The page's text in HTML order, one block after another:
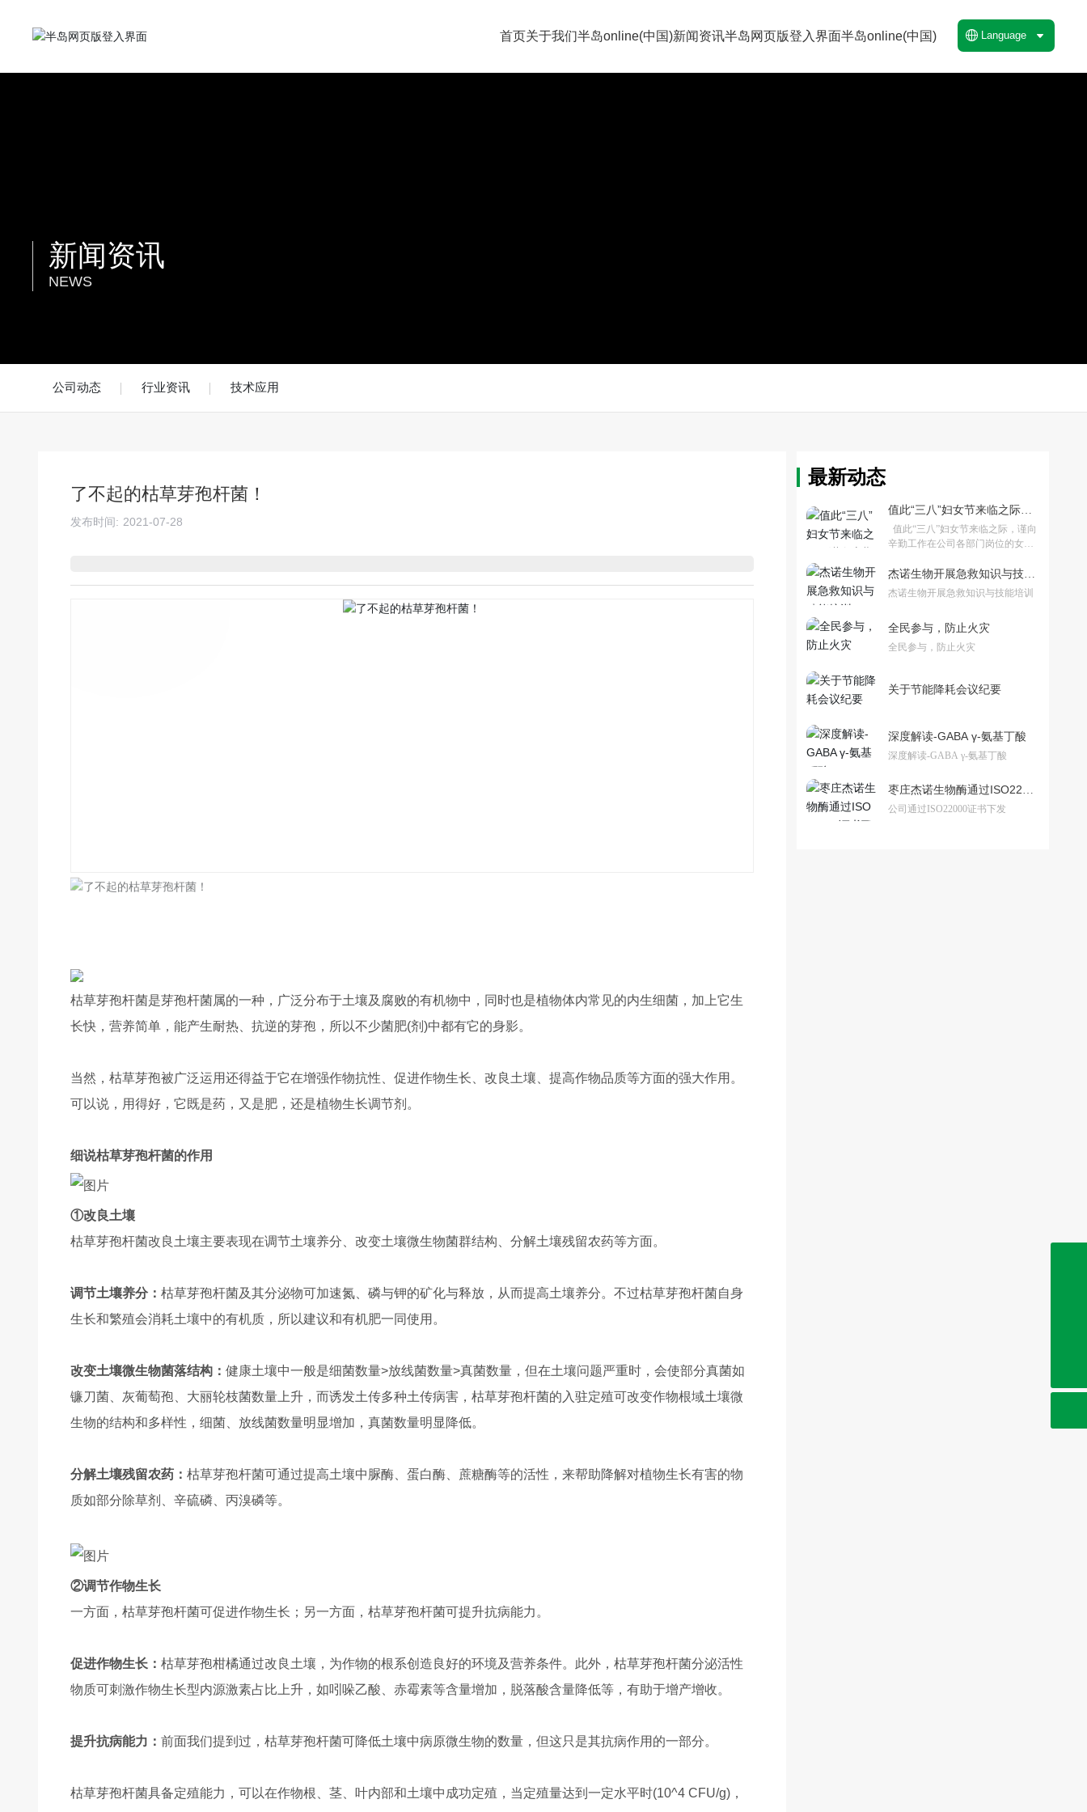
首页关于我们半岛online(中国)新闻资讯半岛网页版登入界面半岛online(中国) Language
新闻资讯
NEWS
公司动态 行业资讯 技术应用
了不起的枯草芽孢杆菌！
发布时间: 2021-07-28
枯草芽孢杆菌是芽孢杆菌属的一种，广泛分布于土壤及腐败的有机物中，同时也是植物体内常见的内生细菌，加上它生
长快，营养简单，能产生耐热、抗逆的芽孢，所以不少菌肥(剂)中都有它的身影。
当然，枯草芽孢被广泛运用还得益于它在增强作物抗性、促进作物生长、改良土壤、提高作物品质等方面的强大作用。
可以说，用得好，它既是药，又是肥，还是植物生长调节剂。
细说枯草芽孢杆菌的作用
①改良土壤
枯草芽孢杆菌改良土壤主要表现在调节土壤养分、改变土壤微生物菌群结构、分解土壤残留农药等方面。
调节土壤养分： 枯草芽孢杆菌及其分泌物可加速氮、磷与钾的矿化与释放，从而提高土壤养分。不过枯草芽孢杆菌自身
生长和繁殖会消耗土壤中的有机质，所以建议和有机肥一同使用。
改变土壤微生物菌落结构： 健康土壤中一般是细菌数量>放线菌数量>真菌数量，但在土壤问题严重时，会使部分真菌如
镰刀菌、灰葡萄孢、大丽轮枝菌数量上升，而诱发土传多种土传病害，枯草芽孢杆菌的入驻定殖可改变作物根域土壤微
生物的结构和多样性，细菌、放线菌数量明显增加，真菌数量明显降低。
分解土壤残留农药： 枯草芽孢杆菌可通过提高土壤中脲酶、蛋白酶、蔗糖酶等的活性，来帮助降解对植物生长有害的物
质如部分除草剂、辛硫磷、丙溴磷等。
②调节作物生长
一方面，枯草芽孢杆菌可促进作物生长；另一方面，枯草芽孢杆菌可提升抗病能力。
促进作物生长： 枯草芽孢柑橘通过改良土壤，为作物的根系创造良好的环境及营养条件。此外，枯草芽孢杆菌分泌活性
物质可刺激作物生长型内源激素占比上升，如吲哚乙酸、赤霉素等含量增加，脱落酸含量降低等，有助于增产增收。
提升抗病能力： 前面我们提到过，枯草芽孢杆菌可降低土壤中病原微生物的数量，但这只是其抗病作用的一部分。
枯草芽孢杆菌具备定殖能力，可以在作物根、茎、叶内部和土壤中成功定殖，当定殖量达到一定水平时(10^4 CFU/g)，
最新动态
值此“三八”妇女节来临之际，
谨向辛勤工作在公司各部门岗
位的女员工致以衷心的节日问
值此“三八”妇女节来临之际，谨向
辛勤工作在公司各部门岗位的女员
杰诺生物开展急救知识与技能
培训
杰诺生物开展急救知识与技能培训
全民参与，防止火灾
全民参与，防止火灾
关于节能降耗会议纪要
深度解读-GABA γ-氨基丁酸
深度解读-GABA γ-氨基丁酸
枣庄杰诺生物酶通过ISO2200
0证书下发
公司通过ISO22000证书下发